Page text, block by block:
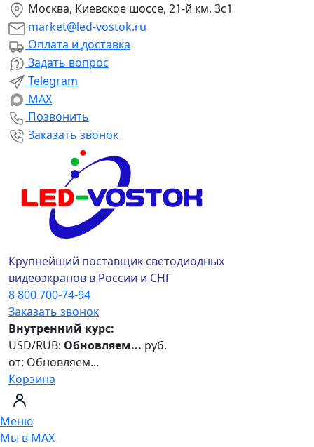
Москва, Киевское шоссе, 21-й км, 3с1
market@led-vostok.ru
Оплата и доставка
Задать вопрос
Telegram
MAX
Позвонить
Заказать звонок
Крупнейший поставщик светодиодных
видеоэкранов в России и СНГ
8 800 700-74-94
Заказать звонок
Внутренний курс:
USD/RUB: Обновляем... руб.
от: Обновляем...
Корзина
Меню
Мы в MAX